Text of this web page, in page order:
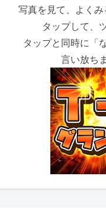
写真を見て、よく
タップして、
タップと同時に「
言い放ち